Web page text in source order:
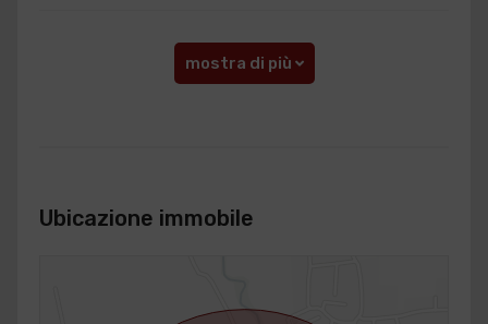
mostra di più
Ubicazione immobile